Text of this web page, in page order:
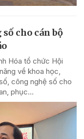
cho cán bộ
Hóa tổ chức Hội
về khoa học,
công nghệ số cho
phục...